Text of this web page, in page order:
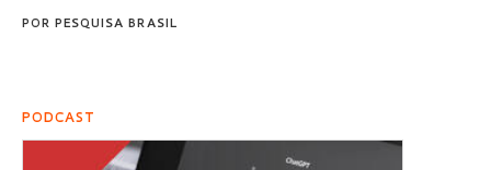
POR PESQUISA BRASIL
PODCAST